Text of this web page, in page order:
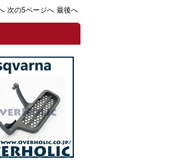
次の5ページへ 最後へ